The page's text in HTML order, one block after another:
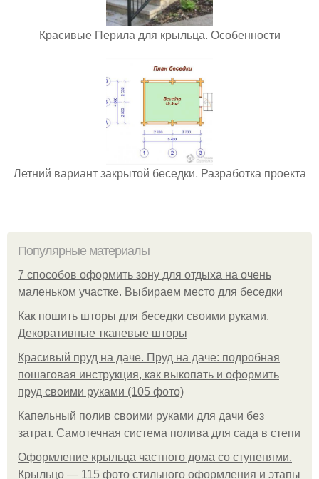
Красивые Перила для крыльца. Особенности
Летний вариант закрытой беседки. Разработка проекта
Популярные материалы
7 способов оформить зону для отдыха на очень
маленьком участке. Выбираем место для беседки
Как пошить шторы для беседки своими руками.
Декоративные тканевые шторы
Красивый пруд на даче. Пруд на даче: подробная
пошаговая инструкция, как выкопать и оформить
пруд своими руками (105 фото)
Капельный полив своими руками для дачи без
затрат. Самотечная система полива для сада в степи
Оформление крыльца частного дома со ступенями.
Крыльцо — 115 фото стильного оформления и этапы